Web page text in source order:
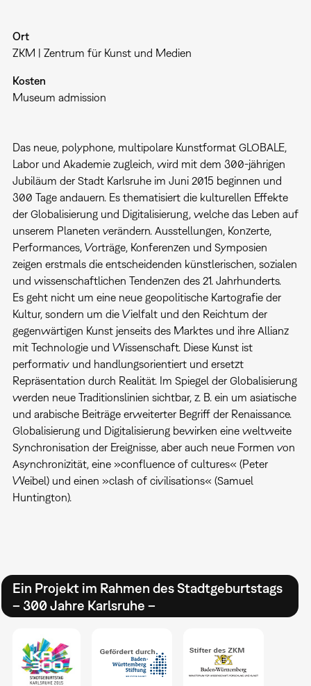
Ort
ZKM | Zentrum für Kunst und Medien
Kosten
Museum admission
Das neue, polyphone, multipolare Kunstformat GLOBALE,
Labor und Akademie zugleich, wird mit dem 300-jährigen
Jubiläum der Stadt Karlsruhe im Juni 2015 beginnen und
300 Tage andauern. Es thematisiert die kulturellen Effekte
der Globalisierung und Digitalisierung, welche das Leben auf
unserem Planeten verändern. Ausstellungen, Konzerte,
Performances, Vorträge, Konferenzen und Symposien
zeigen erstmals die entscheidenden künstlerischen, sozialen
und wissenschaftlichen Tendenzen des 21. Jahrhunderts.
Es geht nicht um eine neue geopolitische Kartografie der
Kultur, sondern um die Vielfalt und den Reichtum der
gegenwärtigen Kunst jenseits des Marktes und ihre Allianz
mit Technologie und Wissenschaft. Diese Kunst ist
performativ und handlungsorientiert und ersetzt
Repräsentation durch Realität. Im Spiegel der Globalisierung
werden neue Traditionslinien sichtbar, z. B. ein um asiatische
und arabische Beiträge erweiterter Begriff der Renaissance.
Globalisierung und Digitalisierung bewirken eine weltweite
Synchronisation der Ereignisse, aber auch neue Formen von
Asynchronizität, eine »confluence of cultures« (Peter
Weibel) und einen »clash of civilisations« (Samuel
Huntington).
Ein Projekt im Rahmen des Stadtgeburtstags
– 300 Jahre Karlsruhe –